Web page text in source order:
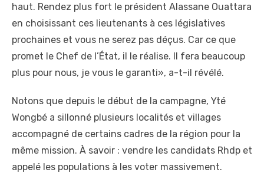
haut. Rendez plus fort le président Alassane Ouattara
en choisissant ces lieutenants à ces législatives
prochaines et vous ne serez pas déçus. Car ce que
promet le Chef de l’État, il le réalise. Il fera beaucoup
plus pour nous, je vous le garanti», a-t-il révélé.
Notons que depuis le début de la campagne, Yté
Wongbé a sillonné plusieurs localités et villages
accompagné de certains cadres de la région pour la
même mission. À savoir : vendre les candidats Rhdp et
appelé les populations à les voter massivement.